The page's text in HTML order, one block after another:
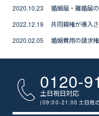
0120-
土日祝日対応
(09:00-21:00 土日祝